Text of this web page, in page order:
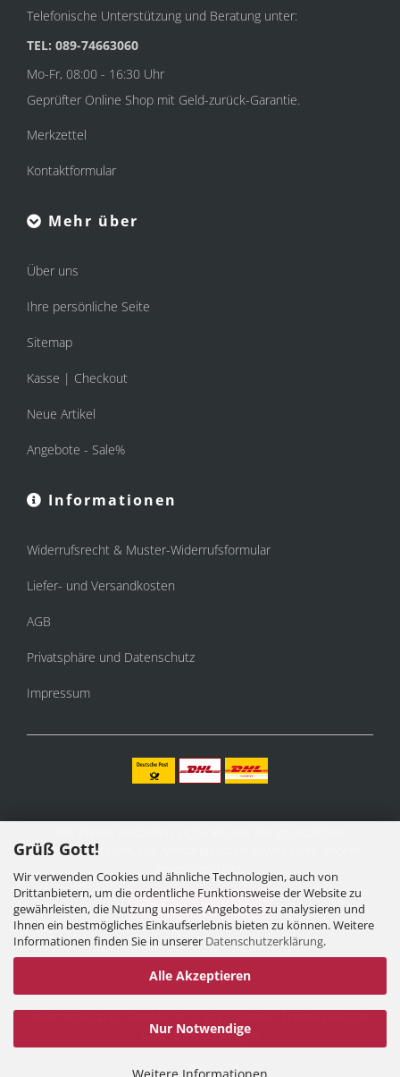
Grüß Gott!
Wir verwenden Cookies und ähnliche Technologien, auch von
Drittanbietern, um die ordentliche Funktionsweise der Website zu
gewährleisten, die Nutzung unseres Angebotes zu analysieren und
Ihnen ein bestmögliches Einkaufserlebnis bieten zu können. Weitere
Informationen finden Sie in unserer Datenschutzerklärung.
Alle Akzeptieren
Nur Notwendige
Telefonische Unterstützung und Beratung unter:
TEL: 089-74663060
Mo-Fr, 08:00 - 16:30 Uhr
Geprüfter Online Shop mit Geld-zurück-Garantie.
Merkzettel
Kontaktformular
Mehr über
Über uns
Ihre persönliche Seite
Sitemap
Kasse | Checkout
Neue Artikel
Angebote - Sale%
Informationen
Widerrufsrecht & Muster-Widerrufsformular
Liefer- und Versandkosten
AGB
Privatsphäre und Datenschutz
Impressum
Mehrwertsteuer, zzgl.
gekennzeichnet.
Vertrag widerrufen
Internetshopby Gambio.de © 2025 Gambio ThemesXycons
Cookie Einstellungen